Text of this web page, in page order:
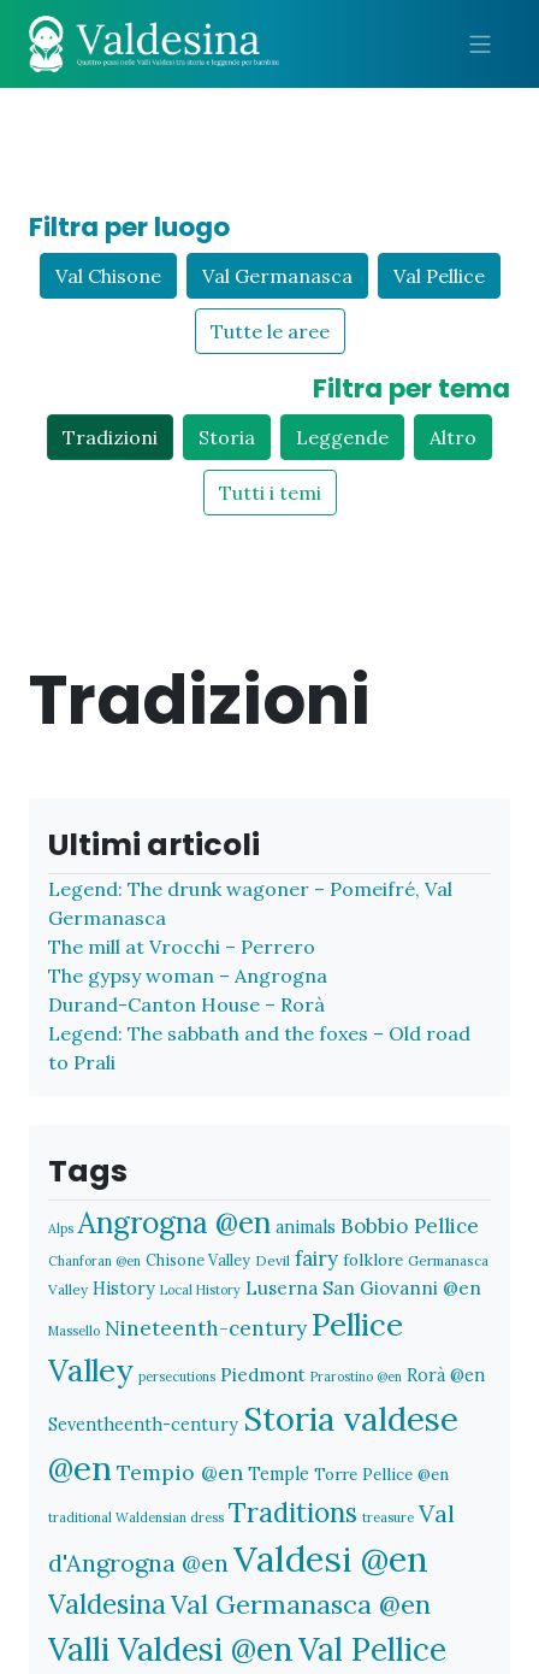
Filtra per luogo
Val Chisone Val Germanasca Val Pellice
Tutte le aree
Filtra per tema
Tradizioni Storia Leggende Altro
Tutti i temi
Tradizioni
Ultimi articoli
Legend: The drunk wagoner – Pomeifré, Val
Germanasca
The mill at Vrocchi – Perrero
The gypsy woman – Angrogna
Durand-Canton House – Rorà
Legend: The sabbath and the foxes – Old road
to Prali
Tags
Alps Angrogna @en animals Bobbio Pellice
Chanforan @en Chisone Valley Devil fairy folklore Germanasca
Valley History Local History Luserna San Giovanni @en
Massello Nineteenth-century Pellice
Valley persecutions Piedmont Prarostino @en Rorà @en
Seventheenth-century Storia valdese
@en Tempio @en Temple Torre Pellice @en
traditional Waldensian dress Traditions treasure Val
d'Angrogna @enValdesi @en
ValdesinaVal Germanasca @en
Valli Valdesi @enVal Pellice